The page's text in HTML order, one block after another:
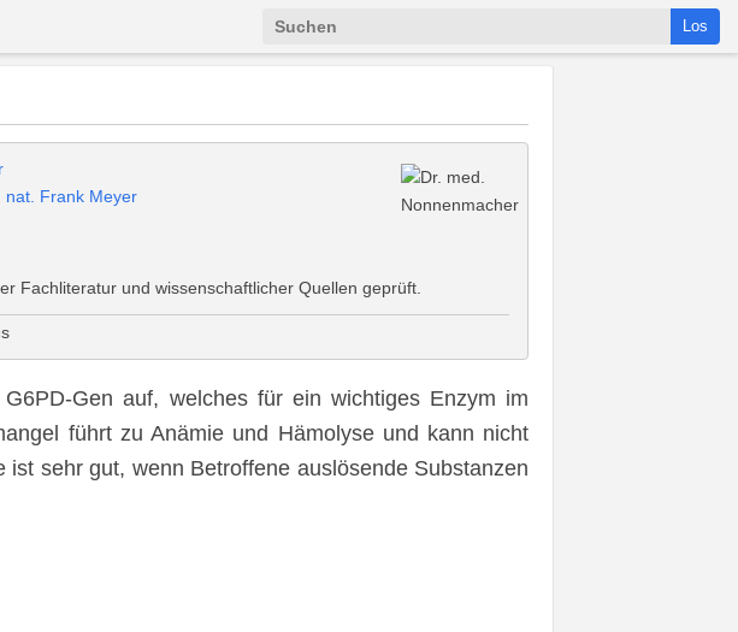
Los
nat. Frank Meyer
Fachliteratur und wissenschaftlicher Quellen geprüft.
Gen auf, welches für ein wichtiges Enzym im
führt zu Anämie und Hämolyse und kann nicht
sehr gut, wenn Betroffene auslösende Substanzen